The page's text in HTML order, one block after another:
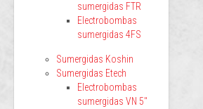
sumergidas FTR
Electrobombas
sumergidas 4FS
Sumergidas Koshin
Sumergidas Etech
Electrobombas
sumergidas VN 5"